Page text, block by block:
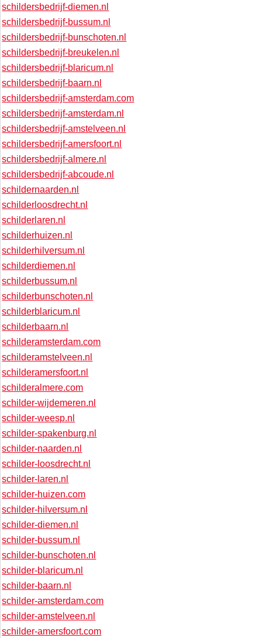
schildersbedrijf-diemen.nl
schildersbedrijf-bussum.nl
schildersbedrijf-bunschoten.nl
schildersbedrijf-breukelen.nl
schildersbedrijf-blaricum.nl
schildersbedrijf-baarn.nl
schildersbedrijf-amsterdam.com
schildersbedrijf-amsterdam.nl
schildersbedrijf-amstelveen.nl
schildersbedrijf-amersfoort.nl
schildersbedrijf-almere.nl
schildersbedrijf-abcoude.nl
schildernaarden.nl
schilderloosdrecht.nl
schilderlaren.nl
schilderhuizen.nl
schilderhilversum.nl
schilderdiemen.nl
schilderbussum.nl
schilderbunschoten.nl
schilderblaricum.nl
schilderbaarn.nl
schilderamsterdam.com
schilderamstelveen.nl
schilderamersfoort.nl
schilderalmere.com
schilder-wijdemeren.nl
schilder-weesp.nl
schilder-spakenburg.nl
schilder-naarden.nl
schilder-loosdrecht.nl
schilder-laren.nl
schilder-huizen.com
schilder-hilversum.nl
schilder-diemen.nl
schilder-bussum.nl
schilder-bunschoten.nl
schilder-blaricum.nl
schilder-baarn.nl
schilder-amsterdam.com
schilder-amstelveen.nl
schilder-amersfoort.com